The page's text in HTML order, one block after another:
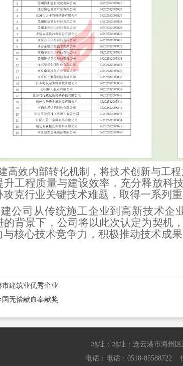
高效内部转化机制，将技术创新与工
工程质量与建设效率，充分释放科
克行业关键技术难题，取得一系列
公司从传统施工企业到高新技术
背景下，公司将以此次认定为契机
核心技术竞争力，积极推动技术成
建筑业优秀企业
无偿献血奉献奖
地址：地址：连云港市海州
电话：电话：0518-85588722